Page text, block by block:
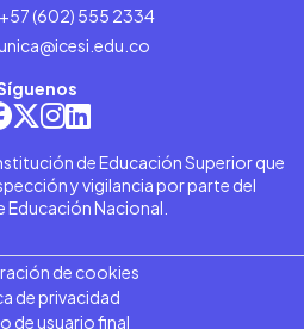
(602) 555 2334
de Educación Superior que
y vigilancia por parte del
Educación Nacional.
de cookies
de privacidad
de usuario final